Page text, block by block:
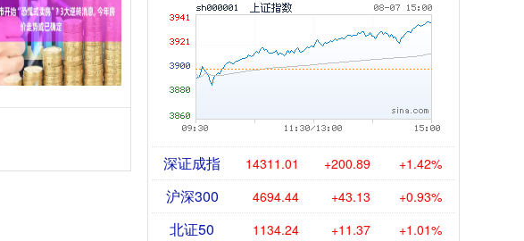
深证成指 14311.01 +200.89 +1.42%
沪深300 4694.44 +43.13 +0.93%
北证50 1134.24 +11.37 +1.01%